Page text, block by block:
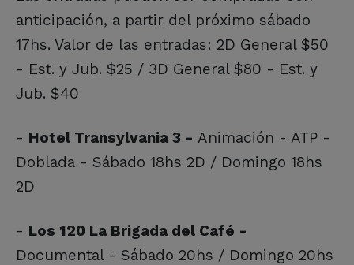
anticipación, a partir del próximo sábado
17hs. Valor de las entradas: 2D General $50
- Est. y Jub. $25 / 3D General $80 - Est. y
Jub. $40
- Hotel Transylvania 3 - Animación - ATP -
Doblada - Sábado 18hs 2D / Domingo 18hs
2D
- Los 120 La Brigada del Café -
Documental - Sábado 20hs / Domingo 20hs